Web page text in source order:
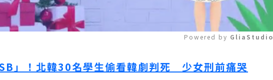
Mute
Powered by
」！北韓30名學生偷看韓劇判死 少女刑前痛哭